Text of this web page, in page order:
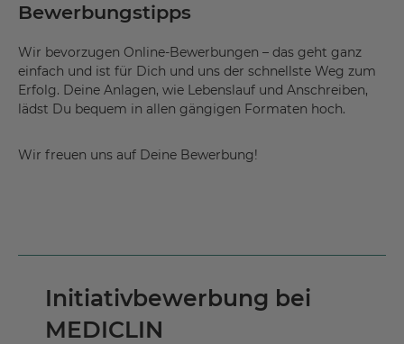
Bewerbungstipps
Wir bevorzugen Online-Bewerbungen – das geht ganz
einfach und ist für Dich und uns der schnellste Weg zum
Erfolg. Deine Anlagen, wie Lebenslauf und Anschreiben,
lädst Du bequem in allen gängigen Formaten hoch.
Wir freuen uns auf Deine Bewerbung!
Initiativbewerbung bei
MEDICLIN